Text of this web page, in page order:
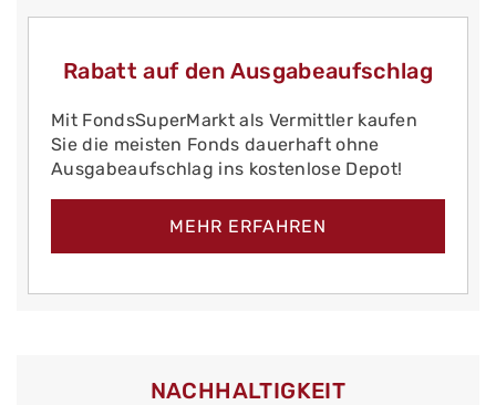
Rabatt auf den Ausgabeaufschlag
Mit FondsSuperMarkt als Vermittler kaufen
Sie die meisten Fonds dauerhaft ohne
Ausgabeaufschlag ins kostenlose Depot!
MEHR ERFAHREN
NACHHALTIGKEIT